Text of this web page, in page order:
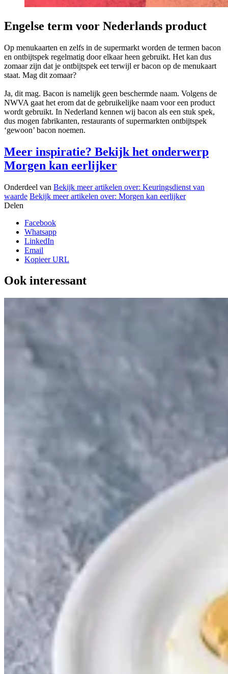
Engelse term voor Nederlands product
Op menukaarten en zelfs in de supermarkt worden de termen bacon
en ontbijtspek regelmatig door elkaar heen gebruikt. Het kan dus
zomaar zijn dat je ontbijtspek eet terwijl er bacon op de menukaart
staat. Mag dit zomaar?
Ja, dit mag. Bacon is namelijk geen beschermde naam. Volgens de
NWVA gaat het erom dat de gebruikelijke naam voor een product
wordt gebruikt. In Nederland kennen wij bacon als een stuk spek,
dus mogen fabrikanten, restaurants of supermarkten ontbijtspek
‘gewoon’ bacon noemen.
Meer inspiratie? Bekijk het onderwerp
Morgen kan eerlijker
Onderdeel van Bekijk meer artikelen over: Keuringsdienst van
waarde Bekijk meer artikelen over: Morgen kan eerlijker
Delen
Facebook
Whatsapp
LinkedIn
Email
Kopieer URL
Ook interessant